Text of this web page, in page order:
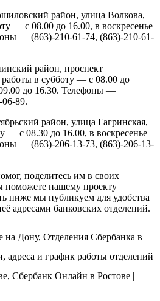
район, улица Волкова,
— с 08.00 до 16.00, в воскресенье
— (863)-210-61-74, (863)-210-61-
район, проспект
в субботу — с 08.00 до
до 16.30. Телефоны —
89.
район, улица Гагринская,
— с 08.30 до 16.00, в воскресенье
— (863)-206-13-73, (863)-206-13-
поделитесь им в своих
поможете нашему проекту
ниже мы публикуем для удобства
адресами банковских отделений.
на Дону, Отделения Сбербанка в
адреса и график работы отделений
Сбербанк Онлайн в Ростове |